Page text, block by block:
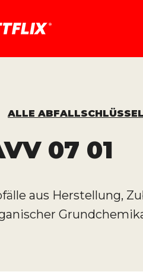
ALLE ABFALLSCHLÜSSEL
07 01
aus Herstellung,